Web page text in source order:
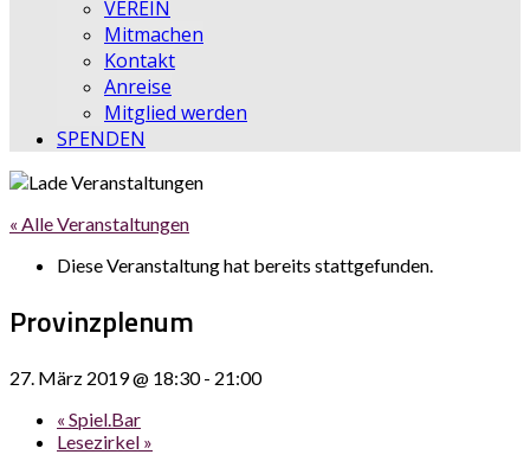
VEREIN
Mitmachen
Kontakt
Anreise
Mitglied werden
SPENDEN
« Alle Veranstaltungen
Diese Veranstaltung hat bereits stattgefunden.
Provinzplenum
27. März 2019 @ 18:30- 21:00
« Spiel.Bar
Lesezirkel »